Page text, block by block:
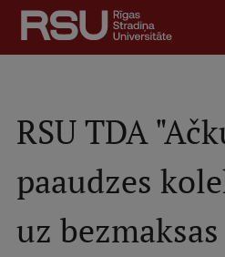
Pārlekt
galveno
saturu
Mobile
augšējā
izvēlne
Studentiem
Absolventiem
RSU TDA
paaudzes
uz